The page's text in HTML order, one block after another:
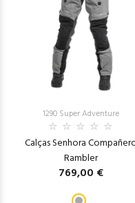
1290 Super Adventure
Calças Senhora
Rambler
769,00 €